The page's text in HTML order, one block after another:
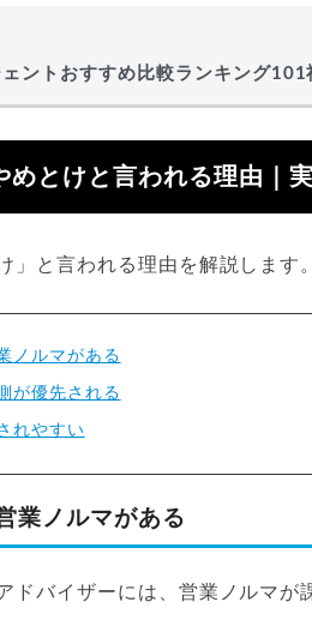
ントおすすめ比較ランキング101
めとけと言われる理由｜
」と言われる理由を解説します。
ノルマがある
が優先される
れやすい
業ノルマがある
ドバイザーには、営業ノルマが